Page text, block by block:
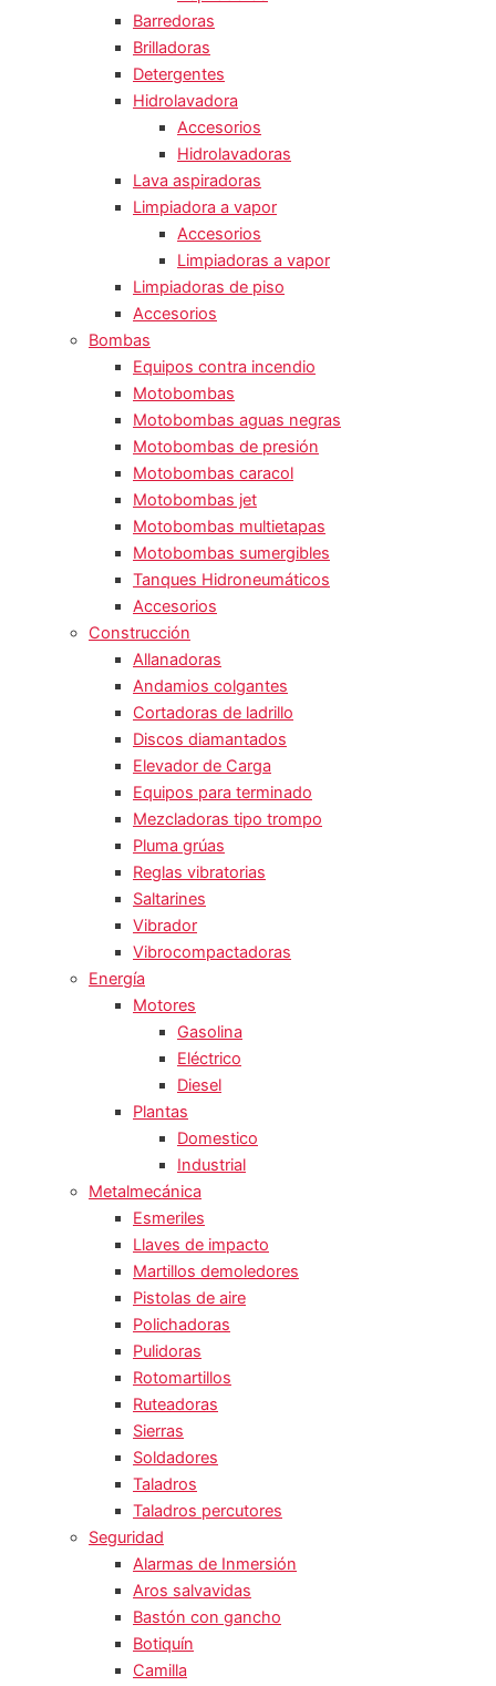
Barredoras
Brilladoras
Detergentes
Hidrolavadora
Accesorios
Hidrolavadoras
Lava aspiradoras
Limpiadora a vapor
Accesorios
Limpiadoras a vapor
Limpiadoras de piso
Accesorios
Bombas
Equipos contra incendio
Motobombas
Motobombas aguas negras
Motobombas de presión
Motobombas caracol
Motobombas jet
Motobombas multietapas
Motobombas sumergibles
Tanques Hidroneumáticos
Accesorios
Construcción
Allanadoras
Andamios colgantes
Cortadoras de ladrillo
Discos diamantados
Elevador de Carga
Equipos para terminado
Mezcladoras tipo trompo
Pluma grúas
Reglas vibratorias
Saltarines
Vibrador
Vibrocompactadoras
Energía
Motores
Gasolina
Eléctrico
Diesel
Plantas
Domestico
Industrial
Metalmecánica
Esmeriles
Llaves de impacto
Martillos demoledores
Pistolas de aire
Polichadoras
Pulidoras
Rotomartillos
Ruteadoras
Sierras
Soldadores
Taladros
Taladros percutores
Seguridad
Alarmas de Inmersión
Aros salvavidas
Bastón con gancho
Botiquín
Camilla